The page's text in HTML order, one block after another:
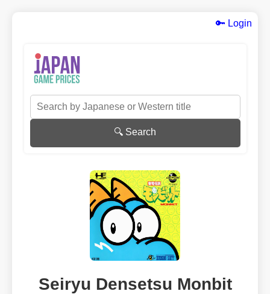
🔑 Login
🔍 Search
Seiryu Densetsu Monbit